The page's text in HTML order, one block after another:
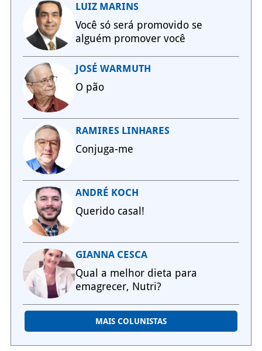
LUIZ MARINS
Você só será promovido se
alguém promover você
JOSÉ WARMUTH
O pão
RAMIRES LINHARES
Conjuga-me
ANDRÉ KOCH
Querido casal!
GIANNA CESCA
Qual a melhor dieta para
emagrecer, Nutri?
MAIS COLUNISTAS